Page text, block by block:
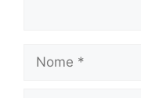
Nome